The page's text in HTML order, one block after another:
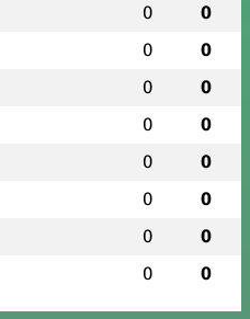
0 0
0 0
0 0
0 0
0 0
0 0
0 0
0 0